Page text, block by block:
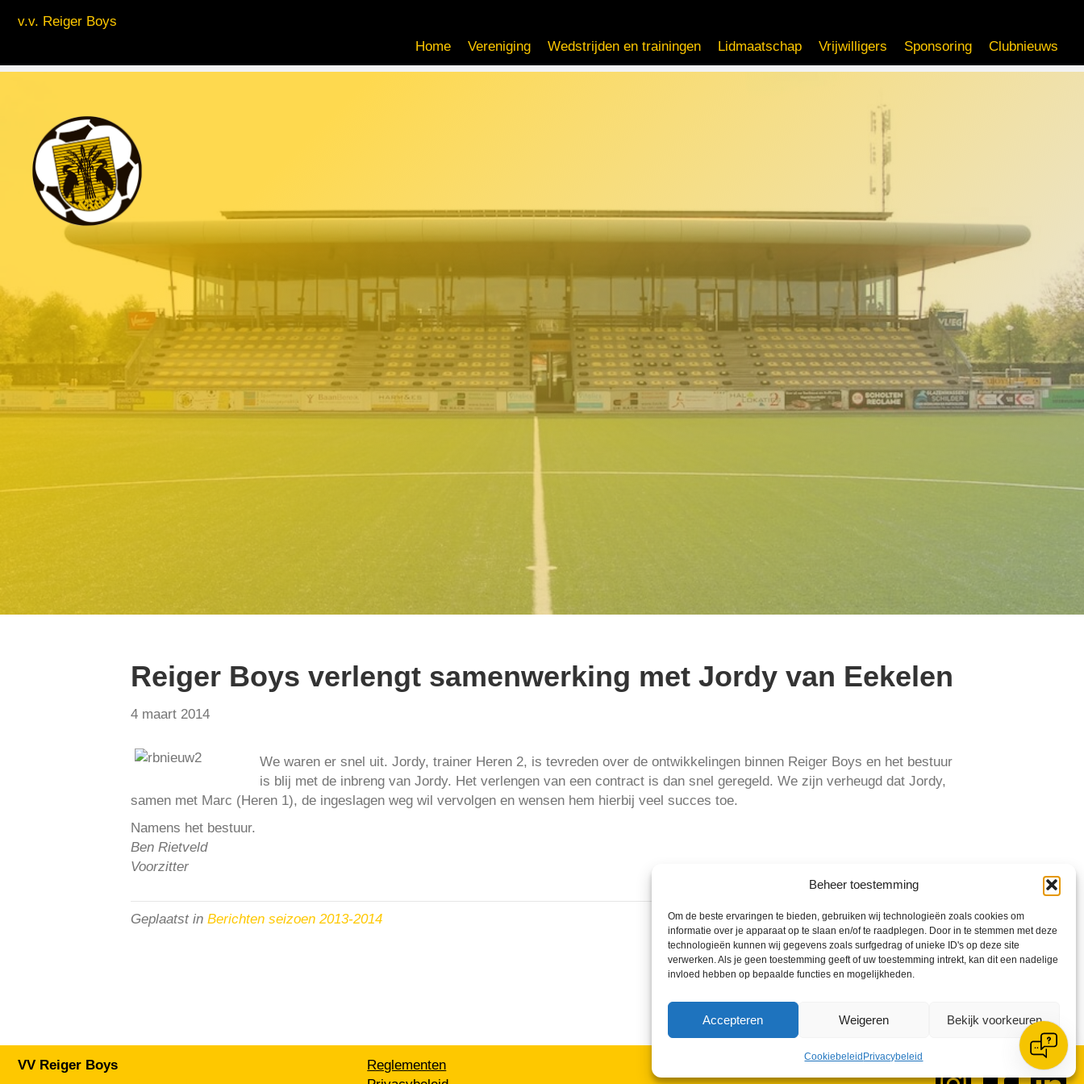
Beheer toestemming
Om de beste ervaringen te bieden, gebruiken wij technologieën zoals cookies om
informatie over je apparaat op te slaan en/of te raadplegen. Door in te stemmen met deze
technologieën kunnen wij gegevens zoals surfgedrag of unieke ID's op deze site
verwerken. Als je geen toestemming geeft of uw toestemming intrekt, kan dit een nadelige
invloed hebben op bepaalde functies en mogelijkheden.
Accepteren Weigeren Bekijk voorkeuren
Cookiebeleid Privacybeleid
v.v. Reiger Boys
Home
Vereniging Wedstrijden en trainingen Lidmaatschap Vrijwilligers Sponsoring Clubnieuws
Reiger Boys verlengt samenwerking met Jordy van Eekelen
4 maart 2014
We waren er snel uit. Jordy, trainer Heren 2, is tevreden over de ontwikkelingen binnen Reiger Boys en het bestuur
is blij met de inbreng van Jordy. Het verlengen van een contract is dan snel geregeld. We zijn verheugd dat Jordy,
samen met Marc (Heren 1), de ingeslagen weg wil vervolgen en wensen hem hierbij veel succes toe.
Namens het bestuur.
Ben Rietveld
Voorzitter
Geplaatst in Berichten seizoen 2013-2014
VV Reiger Boys
Reglementen